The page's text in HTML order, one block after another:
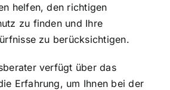
helfen, den richtigen
zu finden und Ihre
zu berücksichtigen.
verfügt über das
Erfahrung, um Ihnen bei der